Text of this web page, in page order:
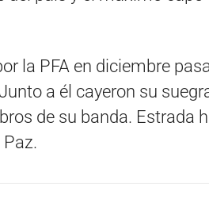
la PFA en diciembre
a él cayeron su
de su banda. Estrada